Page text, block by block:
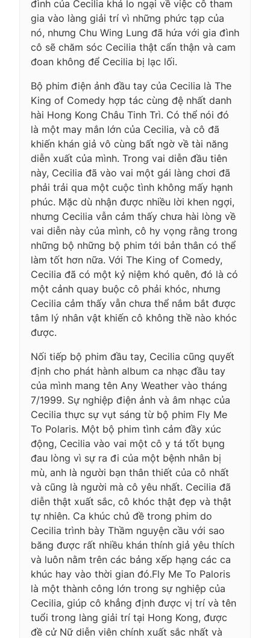
đình của Cecilia khá lo ngại về việc cô tham
gia vào làng giải trí vì những phức tạp của
nó, nhưng Chu Wing Lung đã hứa với gia đình
cô sẽ chăm sóc Cecilia thật cẩn thận và cam
đoan không để Cecilia bị lạc lối.
Bộ phim điện ảnh đầu tay của Cecilia là The
King of Comedy hợp tác cùng đệ nhất danh
hài Hong Kong Châu Tinh Trì. Có thể nói đó
là một may mắn lớn của Cecilia, và cô đã
khiến khán giả vô cùng bất ngờ về tài năng
diễn xuất của mình. Trong vai diễn đầu tiên
này, Cecilia đã vào vai một gái làng chơi đã
phải trải qua một cuộc tình không mấy hạnh
phúc. Mặc dù nhận được nhiều lời khen ngợi,
nhưng Cecilia vẫn cảm thấy chưa hài lòng về
vai diễn này của mình, cô hy vọng rằng trong
những bộ những bộ phim tới bản thân có thể
làm tốt hơn nữa. Với The King of Comedy,
Cecilia đã có một kỷ niệm khó quên, đó là có
một cảnh quay buộc cô phải khóc, nhưng
Cecilia cảm thấy vẫn chưa thể nắm bắt được
tâm lý nhân vật khiến cô không thề nào khóc
được.
Nối tiếp bộ phim đầu tay, Cecilia cũng quyết
định cho phát hành album ca nhạc đầu tay
của mình mang tên Any Weather vào tháng
7/1999. Sự nghiệp điện ảnh và âm nhạc của
Cecilia thực sự vụt sáng từ bộ phim Fly Me
To Polaris. Một bộ phim tình cảm đầy xúc
động, Cecilia vào vai một cô y tá tốt bụng
đau lòng vì sự ra đi của một bệnh nhân bị
mù, anh là người bạn thân thiết của cô nhất
và cũng là người mà cô yêu nhất. Cecilia đã
diễn thật xuất sắc, cô khóc thật đẹp và thật
tự nhiên. Ca khúc chủ đề trong phim do
Cecilia trình bày Thầm nguyện cầu với sao
băng được rất nhiều khán thính giả yêu thích
và luôn nằm trên các bảng xếp hạng các ca
khúc hay vào thời gian đó.Fly Me To Paloris
là một thành công lớn trong sự nghiệp của
Cecilia, giúp cô khẳng định được vị trí và tên
tuổi trong làng giải trí tại Hong Kong, được
đề cử Nữ diễn viên chính xuất sắc nhất và